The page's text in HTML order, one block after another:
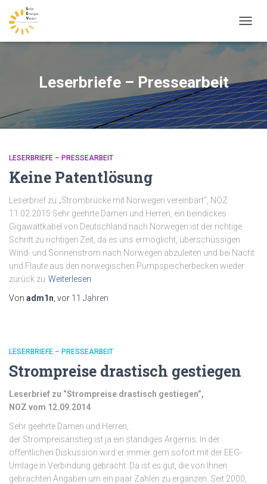
Leserbriefe – Pressearbeit
LESERBRIEFE – PRESSEARBEIT
Keine Patentlösung
Leserbrief zu „Strombrücke mit Norwegen vereinbart“, NOZ
11.02.2015 Sehr geehrte Damen und Herren, ein beindickes
Gigawattkabel von Deutschland nach Norwegen ist der richtige
Schritt zu richtigen Zeit, da es uns ermöglicht, überschüssigen
Wind- und Sonnenstrom nach Norwegen abzuleiten und bei Nacht
und Flaute aus den norwegischen Pumpspeicherbecken wieder
zurück zu Weiterlesen
Von adm1n , vor 11 Jahren
LESERBRIEFE – PRESSEARBEIT
Strompreise drastisch gestiegen
Leserbrief zu “Strompreise drastisch gestiegen”,
NOZ vom 12.09.2014
Sehr geehrte Damen und Herren,
der Strompreisanstieg ist ja ein ständiges Ärgernis. In der
öffentlichen Diskussion wird er immer gern sofort mit der EEG-
Umlage in Verbindung gebracht. Da ist es gut, die von Ihnen
gebrachten Angaben um ein paar Zahlen zu ergänzen. Seit 2000,